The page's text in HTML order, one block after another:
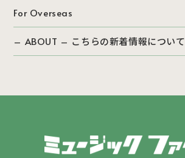
For Overseas
– ABOUT – こちらの新着情報について